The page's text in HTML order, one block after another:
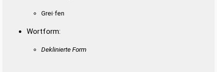
Grei·fen
Wortform:
Deklinierte Form